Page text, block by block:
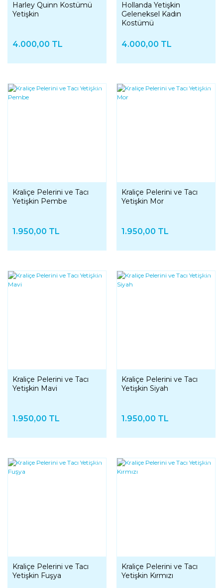
Harley Quinn Kostümü
Yetişkin
4.000,00 TL
Hollanda Yetişkin
Geleneksel Kadın
Kostümü
4.000,00 TL
YENI
Kraliçe Pelerini ve Tacı
Yetişkin Pembe
1.950,00 TL
YENI
Kraliçe Pelerini ve Tacı
Yetişkin Mor
1.950,00 TL
YENI
Kraliçe Pelerini ve Tacı
Yetişkin Mavi
1.950,00 TL
YENI
Kraliçe Pelerini ve Tacı
Yetişkin Siyah
1.950,00 TL
YENI
Kraliçe Pelerini ve Tacı
Yetişkin Fuşya
YENI
Kraliçe Pelerini ve Tacı
Yetişkin Kırmızı